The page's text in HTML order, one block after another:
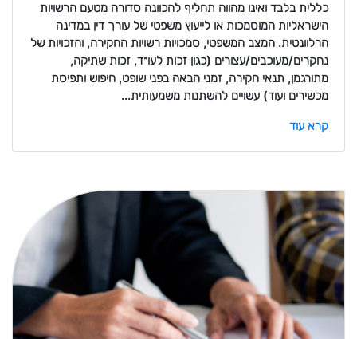
כללית בלבד ואינו מהווה תחליף להכוונה סדורה מטעם הרשויות
הישראליות המוסמכות או לייעוץ משפטי של עורך דין במדינה
הרלוונטית. המצב המשפטי, סמכויות רשויות החקירה, והזכויות של
נחקרים/מעוכבים/עצורים (כגון זכות לעו״ד, זכות שתיקה,
מתורגמן, תנאי חקירה, זמני הבאה בפני שופט, חיפוש ותפיסת
מכשירים ועוד) עשויים להשתנות משמעותית...
קרא עוד